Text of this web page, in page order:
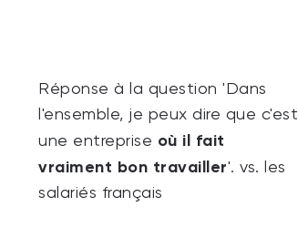
Réponse à la question 'Dans
l'ensemble, je peux dire que c'est
une entreprise où il fait
vraiment bon travailler'. vs. les
salariés français